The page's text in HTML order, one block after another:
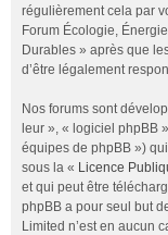
régulièrement cela par
Forum Écologie,
Durables » après que
d’être légalement
Nos forums sont
leur », « logiciel phpBB
équipes de phpBB »)
sous la « Licence
et qui peut être
phpBB a pour seul but
Limited n’est en aucun